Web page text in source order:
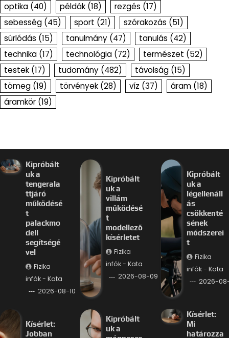
optika (40) példák (18) rezgés (17)
sebesség (45) sport (21) szórakozás (51)
súrlódás (15) tanulmány (47) tanulás (42)
technika (17) technológia (72) természet (52)
testek (17) tudomány (482) távolság (15)
tömeg (19) törvények (28) víz (37) áram (18)
áramkör (19)
Kipróbált
uk a
tengerala
ttjáró
működésé
t
palackmo
dell
segítségé
vel
Fizika
infók - Kata
2026-08-10
Kipróbált
uk a
villám
működésé
t
modellező
kísérletet
Fizika
infók - Kata
2026-08-09
Kipróbált
uk a
légellenáll
ás
csökkenté
sének
módszerei
t
Fizika
infók - Kata
2026-
Kísérlet:
Jobban
Kipróbált
uk a
Kísérlet:
Mi
határozza